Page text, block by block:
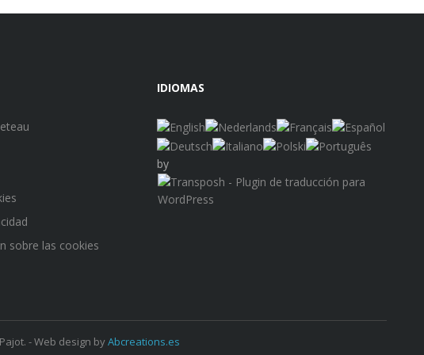
sobre las cookies
IDIOMAS
by
- Web design byAbcreations.es